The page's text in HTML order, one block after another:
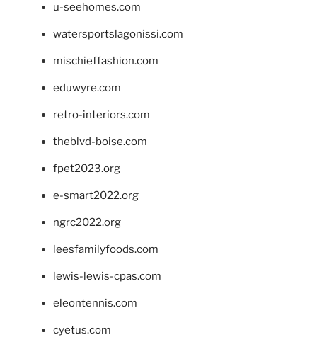
u-seehomes.com
watersportslagonissi.com
mischieffashion.com
eduwyre.com
retro-interiors.com
theblvd-boise.com
fpet2023.org
e-smart2022.org
ngrc2022.org
leesfamilyfoods.com
lewis-lewis-cpas.com
eleontennis.com
cyetus.com